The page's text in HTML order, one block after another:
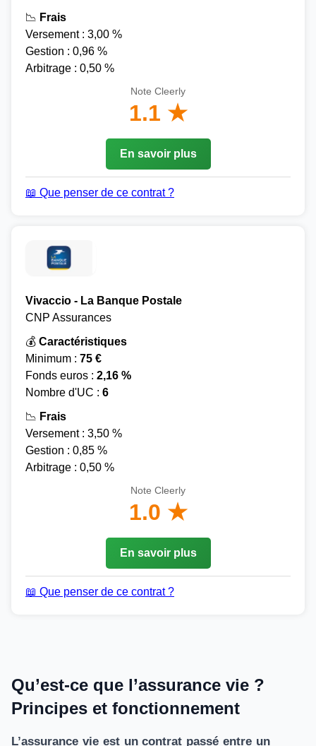
📉 Frais
Versement : 3,00 %
Gestion : 0,96 %
Arbitrage : 0,50 %
Note Cleerly
1.1 ★
En savoir plus
📖 Que penser de ce contrat ?
Vivaccio - La Banque Postale
CNP Assurances
💰 Caractéristiques
Minimum : 75 €
Fonds euros : 2,16 %
Nombre d'UC : 6
📉 Frais
Versement : 3,50 %
Gestion : 0,85 %
Arbitrage : 0,50 %
Note Cleerly
1.0 ★
En savoir plus
📖 Que penser de ce contrat ?
Qu’est-ce que l’assurance vie ?
Principes et fonctionnement
L’assurance vie est un contrat passé entre un